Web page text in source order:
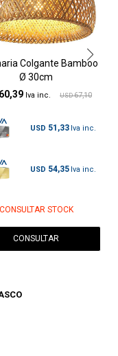
Colgante Bamboo
Ø 30cm
60,39 USD 67,10
USD 51,33
USD 54,35
CONSULTAR STOCK
CONSULTAR